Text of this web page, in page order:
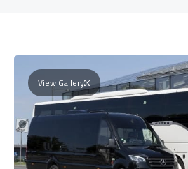
View Gallery